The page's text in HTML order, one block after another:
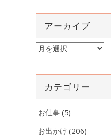
アーカイブ
ア
カ
カテゴリー
お仕事 (5)
お出かけ (206)